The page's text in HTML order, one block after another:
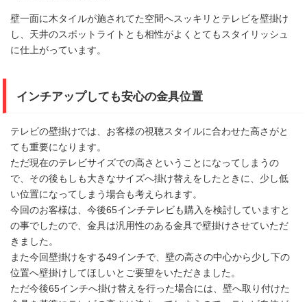
壁一面に木タイルが施されてた空間へスッキリとテレビを壁掛け
し、天井のスポットライトとも相性がよくとてもスタイリッシュ
に仕上がっています。
インチアップしても安心の金具位置
テレビの壁掛けでは、お客様の視聴スタイルに合わせた高さがと
ても重要になります。
ただ現在のテレビサイズでの高さということになってしまうの
で、その後もしも大きなサイズへ掛け替えをしたときに、少し低
い位置になってしまう場合も考えられます。
今回のお客様は、今後65インチテレビも購入を検討していますと
の事でしたので、金具は汎用性のある金具で壁掛けさせていただ
きました。
また今回壁掛けをする49インチで、壁の高さの中心から少し下の
位置へ壁掛けしてほしいとご要望をいただきました。
ただ今後65インチへ掛け替えを行った場合には、壁へ取り付けた